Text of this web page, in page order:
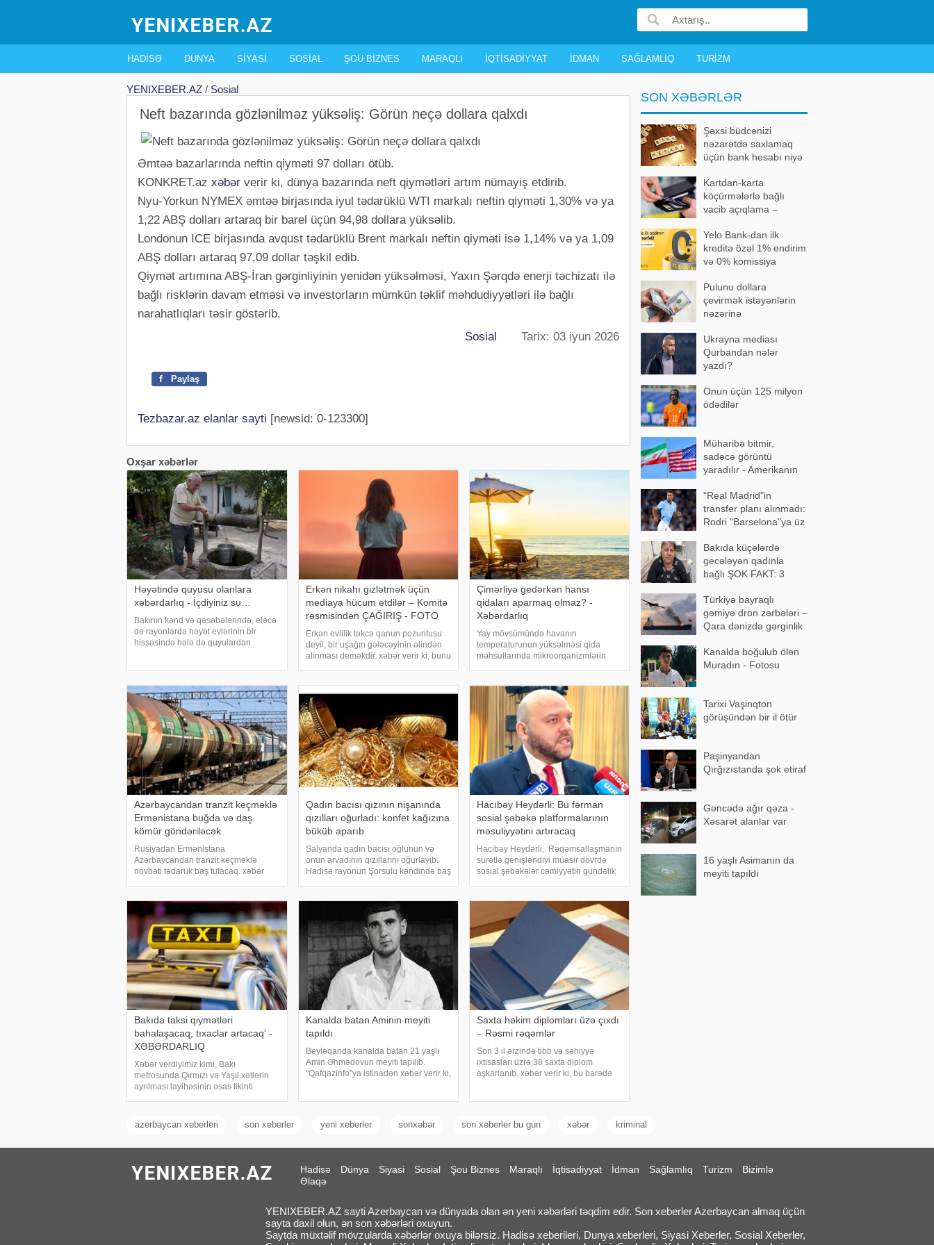
HADISƏ DÜNYA SIYASI SOSIAL ŞOU BIZNES MARAQLI İQTISADIYYAT İDMAN SAĞLAMLIQ TURIZM
YENIXEBER.AZ / Sosial
Neft bazarında gözlənilməz yüksəliş: Görün neçə dollara qalxdı
Əmtəə bazarlarında neftin qiyməti 97 dolları ötüb.
KONKRET.az xəbər verir ki, dünya bazarında neft qiymətləri artım nümayiş etdirib.
Nyu-Yorkun NYMEX əmtəə birjasında iyul tədarüklü WTI markalı neftin qiyməti 1,30% və ya
1,22 ABŞ dolları artaraq bir barel üçün 94,98 dollara yüksəlib.
Londonun ICE birjasında avqust tədarüklü Brent markalı neftin qiyməti isə 1,14% və ya 1,09
ABŞ dolları artaraq 97,09 dollar təşkil edib.
Qiymət artımına ABŞ-İran gərginliyinin yenidən yüksəlməsi, Yaxın Şərqdə enerji təchizatı ilə
bağlı risklərin davam etməsi və investorların mümkün təklif məhdudiyyətləri ilə bağlı
narahatlıqları təsir göstərib.
Sosial Tarix: 03 iyun 2026
f Paylaş
Tezbazar.az elanlar sayti [newsid: 0-123300]
Oxşar xəbərlər
Həyətində quyusu olanlara
xəbərdarlıq - İçdiyiniz su…
Bakının kənd və qəsəbələrində, eləcə
də rayonlarda həyət evlərinin bir
hissəsində hələ də quyulardan
keçirildiyi ərazilərd
Erkən nikahı gizlətmək üçün
mediaya hücum etdilər – Komitə
rəsmisindən ÇAĞIRIŞ - FOTO
Erkən evlilik təkcə qanun pozuntusu
deyil, bir uşağın gələcəyinin əlindən
alınması deməkdir. xəbər verir ki, bunu
sözlərin
Çimərliyə gedərkən hansı
qidaları aparmaq olmaz? -
Xəbərdarlıq
Yay mövsümündə havanın
temperaturunun yüksəlməsi qida
məhsullarında mikroorqanizmlərin
səbəbdən istirahətə və ya piknikə
gedərkən qida təhlükəsizliy
Azərbaycandan tranzit keçməklə
Ermənistana buğda və daş
kömür göndəriləcək
Rusiyadan Ermənistana
Azərbaycandan tranzit keçməklə
növbəti tədarük baş tutacaq. xəbər
sabah saat 11:00-da "Azərbaycan
Dəmir Yolları" QSC-ni
Qadın bacısı qızının nişanında
qızılları oğurladı: konfet kağızına
büküb aparıb
Salyanda qadın bacısı oğlunun və
onun arvadının qızıllarını oğurlayıb.
Hadisə rayonun Şorsulu kəndində baş
qızının nişanı üçün onların evinə
Hacıbəy Heydərli: Bu fərman
sosial şəbəkə platformalarının
məsuliyyətini artıracaq
Hacıbəy Heydərli,. Rəqəmsallaşmanın
sürətlə genişləndiyi müasir dövrdə
sosial şəbəkələr cəmiyyətin gündəlik
platformalardan geniş istifadə edirlər.
Bakıda taksi qiymətləri
bahalaşacaq, tıxaclar artacaq' -
XƏBƏRDARLIQ
Xəbər verdiyimiz kimi, Bakı
metrosunda Qırmızı və Yaşıl xətlərin
ayrılması layihəsinin əsas tikinti
dən "Nizami" və "28 May" stansiyalar
Kanalda batan Aminin meyiti
tapıldı
Beyləqanda kanalda batan 21 yaşlı
Amin Əhmədovun meyiti tapılıb.
"Qafqazinfo"ya istinadən xəbər verir ki,
Saxta həkim diplomları üzə çıxdı
– Rəsmi rəqəmlər
Son 3 il ərzində tibb və səhiyyə
ixtisasları üzrə 38 saxta diplom
aşkarlanıb. xəbər verir ki, bu barədə
SON XƏBƏRLƏR
Şəxsi büdcənizi
nəzarətdə saxlamaq
üçün bank hesabı niyə
Kartdan-karta
köçürmələrlə bağlı
vacib açıqlama –
şamil olunur?
Yelo Bank-dan ilk
kreditə özəl 1% endirim
və 0% komissiya
Pulunu dollara
çevirmək istəyənlərin
nəzərinə
Ukrayna mediası
Qurbandan nələr
yazdı?
Onun üçün 125 milyon
ödədilər
Müharibə bitmir,
sadəcə görüntü
yaradılır - Amerikanın
"Real Madrid"in
transfer planı alınmadı:
Rodri "Barselona"ya üz
Bakıda küçələrdə
gecələyən qadınla
bağlı ŞOK FAKT: 3
Türkiyə bayraqlı
gəmiyə dron zərbələri –
Qara dənizdə gərginlik
Kanalda boğulub ölən
Muradın - Fotosu
Tarixi Vaşinqton
görüşündən bir il ötür
Paşinyandan
Qırğızıstanda şok etiraf
Gəncədə ağır qəza -
Xəsarət alanlar var
16 yaşlı Asimanın da
meyiti tapıldı
azerbaycan xeberleri son xeberler yeni xeberler sonxəbər son xeberler bu gun xəbər kriminal
Hadisə Dünya Siyasi Sosial Şou Biznes Maraqlı İqtisadiyyat İdman Sağlamlıq Turizm
Bizimlə
Əlaqə
YENIXEBER.AZ sayti Azerbaycan və dünyada olan ən yeni xəbərləri təqdim edir. Son xeberler Azerbaycan almaq üçün
sayta daxil olun, ən son xəbərləri oxuyun.
Saytda müxtəlif mövzularda xəbərlər oxuya bilərsiz. Hadisə xeberileri, Dunya xeberleri, Siyasi Xeberler, Sosial Xeberler,